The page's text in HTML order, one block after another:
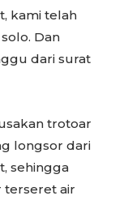
kami telah
Dan
dari surat
trotoar
longsor dari
sehingga
terseret air